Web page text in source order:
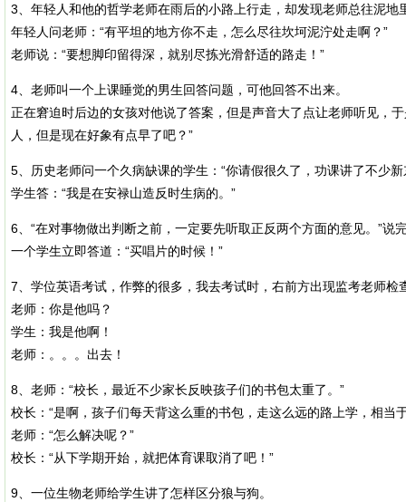
3、年轻人和他的哲学老师在雨后的小路上行走，却发现老师总往泥地
年轻人问老师：“有平坦的地方你不走，怎么尽往坎坷泥泞处走啊？”
老师说：“要想脚印留得深，就别尽拣光滑舒适的路走！”
4、老师叫一个上课睡觉的男生回答问题，可他回答不出来。
正在窘迫时后边的女孩对他说了答案，但是声音大了点让老师听见，
人，但是现在好象有点早了吧？”
5、历史老师问一个久病缺课的学生：“你请假很久了，功课讲了不少
学生答：“我是在安禄山造反时生病的。”
6、“在对事物做出判断之前，一定要先听取正反两个方面的意见。”说
一个学生立即答道：“买唱片的时候！”
7、学位英语考试，作弊的很多，我去考试时，右前方出现监考老师
老师：你是他吗？
学生：我是他啊！
老师：。。。出去！
8、老师：“校长，最近不少家长反映孩子们的书包太重了。”
校长：“是啊，孩子们每天背这么重的书包，走这么远的路上学，相当
老师：“怎么解决呢？”
校长：“从下学期开始，就把体育课取消了吧！”
9、一位生物老师给学生讲了怎样区分狼与狗。